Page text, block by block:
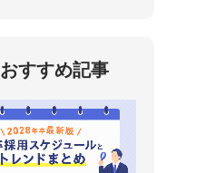
おすすめ記事